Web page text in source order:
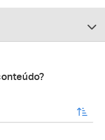
enviar